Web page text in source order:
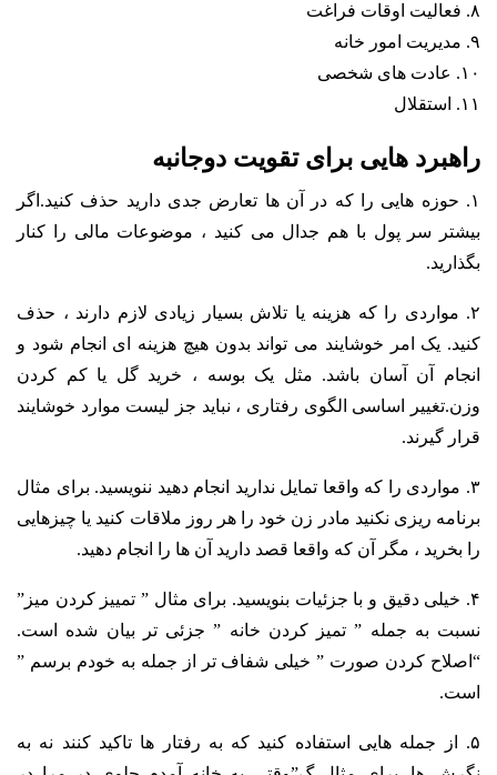
۸. فعالیت اوقات فراغت
۹. مدیریت امور خانه
۱۰. عادت های شخصی
۱۱. استقلال
راهبرد هایی برای تقویت دوجانبه
۱. حوزه هایی را که در آن ها تعارض جدی دارید حذف کنید.اگر
بیشتر سر پول با هم جدال می کنید ، موضوعات مالی را کنار
بگذارید.
۲. مواردی را که هزینه یا تلاش بسیار زیادی لازم دارند ، حذف
کنید. یک امر خوشایند می تواند بدون هیچ هزینه ای انجام شود و
انجام آن آسان باشد. مثل یک بوسه ، خرید گل یا کم کردن
وزن.تغییر اساسی الگوی رفتاری ، نباید جز لیست موارد خوشایند
قرار گیرند.
۳. مواردی را که واقعا تمایل ندارید انجام دهید ننویسید. برای مثال
برنامه ریزی نکنید مادر زن خود را هر روز ملاقات کنید یا چیزهایی
را بخرید ، مگر آن که واقعا قصد دارید آن ها را انجام دهید.
۴. خیلی دقیق و با جزئیات بنویسید. برای مثال ” تمییز کردن میز”
نسبت به جمله ” تمیز کردن خانه ” جزئی تر بیان شده است.
“اصلاح کردن صورت ” خیلی شفاف تر از جمله به خودم برسم ”
است.
۵. از جمله هایی استفاده کنید که به رفتار ها تاکید کنند نه به